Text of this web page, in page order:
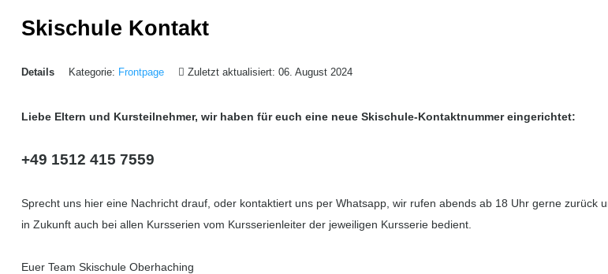
Skikurse
Skischule Kontakt
Details Kategorie: Frontpage Zuletzt aktualisiert: 06. August 2024
Liebe Eltern und Kursteilnehmer, wir haben für euch eine neue Skischule-Kontaktnummer eingerichtet:
+49 1512 415 7559
Sprecht uns hier eine Nachricht drauf, oder kontaktiert uns per Whatsapp, wir rufen abends ab 18 Uhr gerne
in Zukunft auch bei allen Kursserien vom Kursserienleiter der jeweiligen Kursserie bedient.
Euer Team Skischule Oberhaching